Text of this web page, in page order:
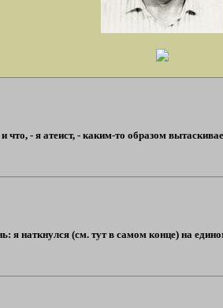
что, - я атеист, - каким-то образом
я наткнулся (см. тут в самом конце) на